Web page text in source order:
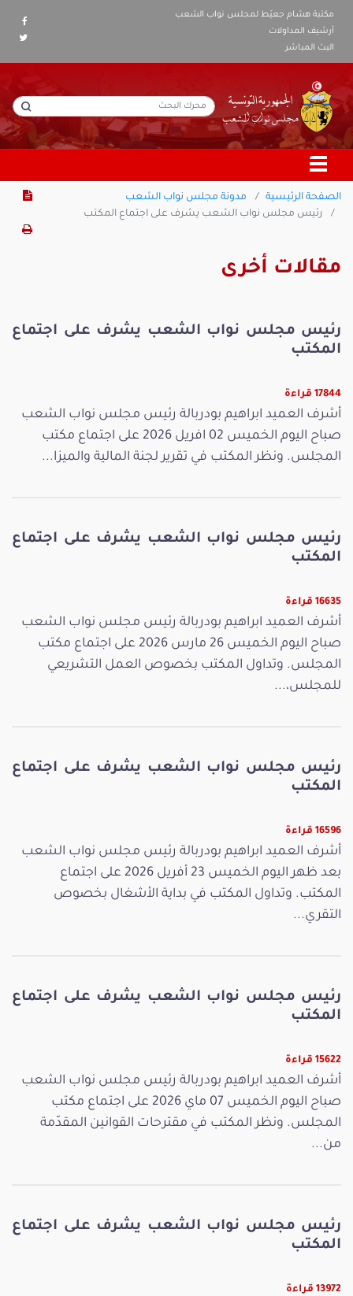
مكتبة هشام جعيّط لمجلس نواب الشعب
أرشيف المداولات
البث المباشر
الصفحة الرئيسية
مدونة مجلس نواب الشعب
رئيس مجلس نواب الشعب يشرف على اجتماع المكتب
مقالات أخرى
رئيس مجلس نواب الشعب يشرف على اجتماع
المكتب
17844 قراءة
أشرف العميد ابراهيم بودربالة رئيس مجلس نواب الشعب
صباح اليوم الخميس 02 افريل 2026 على اجتماع مكتب
المجلس. ونظر المكتب في تقرير لجنة المالية والميزا...
رئيس مجلس نواب الشعب يشرف على اجتماع
المكتب
16635 قراءة
أشرف العميد ابراهيم بودربالة رئيس مجلس نواب الشعب
صباح اليوم الخميس 26 مارس 2026 على اجتماع مكتب
المجلس. وتداول المكتب بخصوص العمل التشريعي
للمجلس،...
رئيس مجلس نواب الشعب يشرف على اجتماع
المكتب
16596 قراءة
أشرف العميد ابراهيم بودربالة رئيس مجلس نواب الشعب
بعد ظهر اليوم الخميس 23 أفريل 2026 على اجتماع
المكتب. وتداول المكتب في بداية الأشغال بخصوص
التقري...
رئيس مجلس نواب الشعب يشرف على اجتماع
المكتب
15622 قراءة
أشرف العميد ابراهيم بودربالة رئيس مجلس نواب الشعب
صباح اليوم الخميس 07 ماي 2026 على اجتماع مكتب
المجلس. ونظر المكتب في مقترحات القوانين المقدّمة
من...
رئيس مجلس نواب الشعب يشرف على اجتماع
المكتب
13972 قراءة